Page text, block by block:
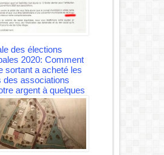
des élections
2020: Comment
sortant a acheté les
des associations
argent à quelques
vote !